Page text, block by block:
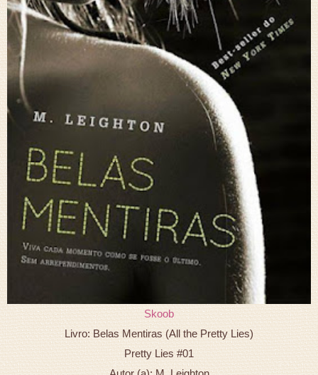
Skoob
Livro: Belas Mentiras (All the Pretty Lies)
Pretty Lies #01